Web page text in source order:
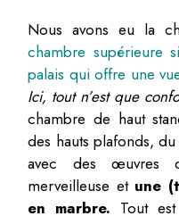
Nous avons eu la
chambre supérieure
palais qui offre une
Ici, tout n’est que
chambre de haut
des hauts plafonds,
avec des œuvres
merveilleuse et une
en marbre. Tout